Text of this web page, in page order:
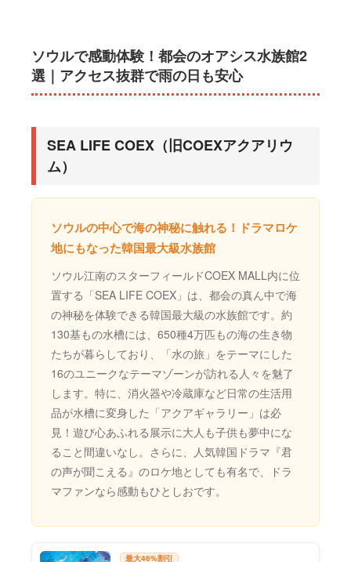
ソウルで感動体験！都会のオアシス水族館2
選｜アクセス抜群で雨の日も安心
SEA LIFE COEX（旧COEXアクアリウ
ム）
ソウルの中心で海の神秘に触れる！ドラマロケ
地にもなった韓国最大級水族館
ソウル江南のスターフィールドCOEX MALL内に位
置する「SEA LIFE COEX」は、都会の真ん中で海
の神秘を体験できる韓国最大級の水族館です。約
130基もの水槽には、650種4万匹もの海の生き物
たちが暮らしており、「水の旅」をテーマにした
16のユニークなテーマゾーンが訪れる人々を魅了
します。特に、消火器や冷蔵庫など日常の生活用
品が水槽に変身した「アクアギャラリー」は必
見！遊び心あふれる展示に大人も子供も夢中にな
ること間違いなし。さらに、人気韓国ドラマ『君
の声が聞こえる』のロケ地としても有名で、ドラ
マファンなら感動もひとしおです。
最大46%割引